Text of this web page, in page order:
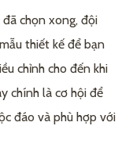
chọn xong, đội
thiết kế để bạn
chỉnh cho đến khi
chính là cơ hội để
đáo và phù hợp với